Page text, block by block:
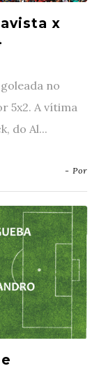
x
no
5x2. A vítima
do Al...
- Por